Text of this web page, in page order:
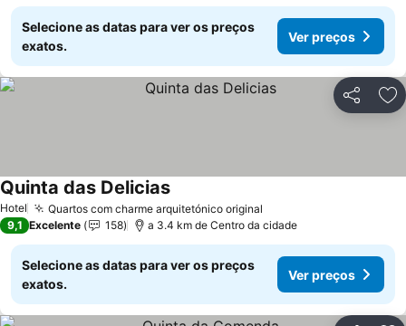
Selecione as datas para ver os preços
exatos.
Ver preços
Partilhar
Hotel Quartos com charme arquitetónico original
Quinta das DeliciasVer preços
9,1 Excelente 158 a 3.4 km de Centro da cidade
Selecione as datas para ver os preços
exatos.
Ver preços